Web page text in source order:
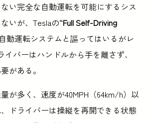
い完全な自動運転を可能にするシス
いが、Teslaの“Full Self-Driving
動運転システムと謳ってはいるがレ
イバーはハンドルから手を離さず、
がある。
が多く、速度が40MPH（64km/h）以
ドライバーは操縦を再開できる状態